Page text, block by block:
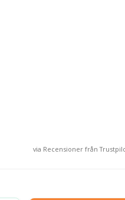
via Recensioner från